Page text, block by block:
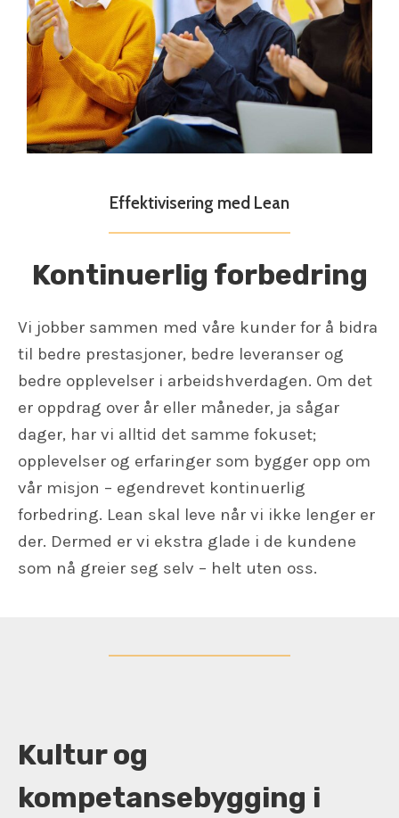
Effektivisering med Lean
Kontinuerlig forbedring
Vi jobber sammen med våre kunder for å bidra
til bedre prestasjoner, bedre leveranser og
bedre opplevelser i arbeidshverdagen. Om det
er oppdrag over år eller måneder, ja sågar
dager, har vi alltid det samme fokuset;
opplevelser og erfaringer som bygger opp om
vår misjon – egendrevet kontinuerlig
forbedring. Lean skal leve når vi ikke lenger er
der. Dermed er vi ekstra glade i de kundene
som nå greier seg selv – helt uten oss.
Kultur og
kompetansebygging i